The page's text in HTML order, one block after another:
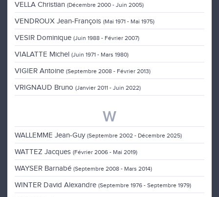
VELLA Christian (Décembre 2000 - Juin 2005)
VENDROUX Jean-François (Mai 1971 - Mai 1975)
VESIR Dominique (Juin 1988 - Février 2007)
VIALATTE Michel (Juin 1971 - Mars 1980)
VIGIER Antoine (Septembre 2008 - Février 2013)
VRIGNAUD Bruno (Janvier 2011 - Juin 2022)
W
WALLEMME Jean-Guy (Septembre 2002 - Décembre 2025)
WATTEZ Jacques (Février 2006 - Mai 2019)
WAYSER Barnabé (Septembre 2008 - Mars 2014)
WINTER David Alexandre (Septembre 1976 - Septembre 1979)